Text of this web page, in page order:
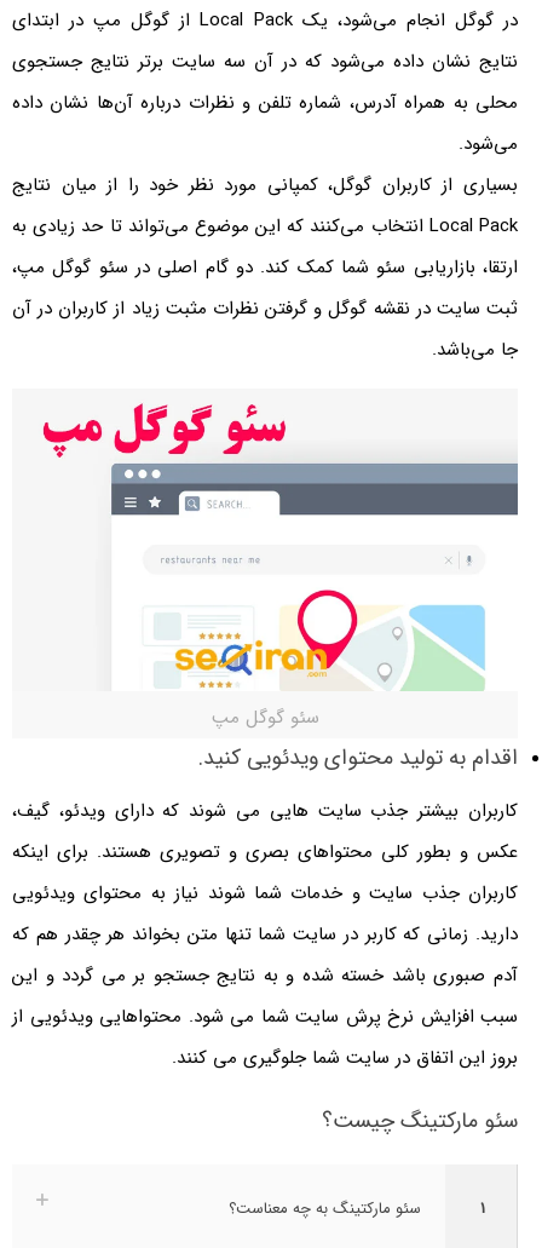
در گوگل انجام می‌شود، یک Local Pack از گوگل مپ در ابتدای
نتایج نشان داده می‌شود که در آن سه سایت برتر نتایج جستجوی
محلی به همراه آدرس، شماره تلفن و نظرات درباره آن‌ها نشان داده
می‌شود.
بسیاری از کاربران گوگل، کمپانی مورد نظر خود را از میان نتایج
Local Pack انتخاب می‌کنند که این موضوع می‌تواند تا حد زیادی به
ارتقا، بازاریابی سئو شما کمک کند. دو گام اصلی در سئو گوگل مپ،
ثبت سایت در نقشه گوگل و گرفتن نظرات مثبت زیاد از کاربران در آن
جا می‌باشد.
سئو گوگل مپ
اقدام به تولید محتوای ویدئویی کنید.
کاربران بیشتر جذب سایت هایی می شوند که دارای ویدئو، گیف،
عکس و بطور کلی محتواهای بصری و تصویری هستند. برای اینکه
کاربران جذب سایت و خدمات شما شوند نیاز به محتوای ویدئویی
دارید. زمانی که کاربر در سایت شما تنها متن بخواند هر چقدر هم که
آدم صبوری باشد خسته شده و به نتایج جستجو بر می گردد و این
سبب افزایش نرخ پرش سایت شما می شود. محتواهایی ویدئویی از
بروز این اتفاق در سایت شما جلوگیری می کنند.
سئو مارکتینگ چیست؟
سئو مارکتینگ به چه معناست؟